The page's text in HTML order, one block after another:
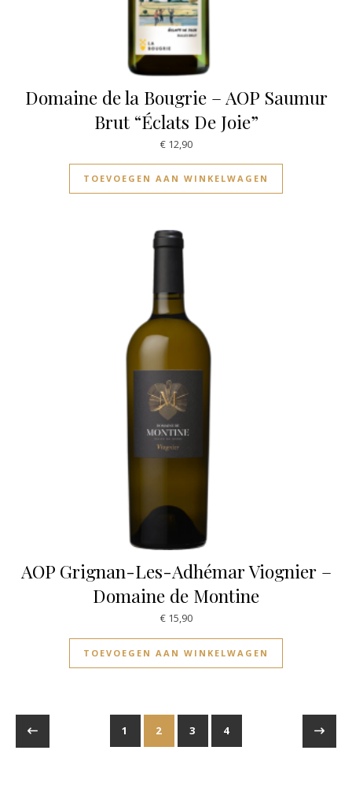
Domaine de la Bougrie – AOP Saumur
Brut “Éclats De Joie”
€12,90
TOEVOEGEN AAN WINKELWAGEN
AOP Grignan-Les-Adhémar Viognier –
Domaine de Montine
€15,90
TOEVOEGEN AAN WINKELWAGEN
1 2 3 4